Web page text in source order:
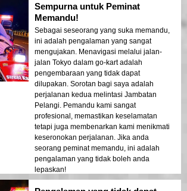
Sempurna untuk Peminat
Memandu!
Sebagai seseorang yang suka memandu,
ini adalah pengalaman yang sangat
mengujakan. Menavigasi melalui jalan-
jalan Tokyo dalam go-kart adalah
pengembaraan yang tidak dapat
dilupakan. Sorotan bagi saya adalah
perjalanan kedua melintasi Jambatan
Pelangi. Pemandu kami sangat
profesional, memastikan keselamatan
tetapi juga membenarkan kami menikmati
keseronokan perjalanan. Jika anda
seorang peminat memandu, ini adalah
pengalaman yang tidak boleh anda
lepaskan!